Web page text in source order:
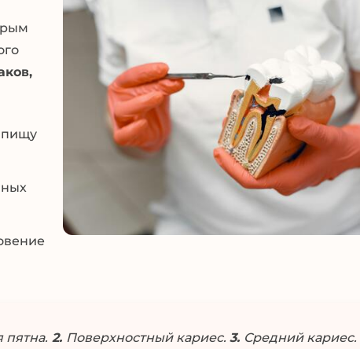
пищу
пятна. 2. Поверхностный кариес.3. Средний кариес.